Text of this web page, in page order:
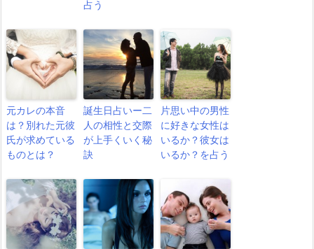
占う
元カレの本音
は？別れた元彼
氏が求めている
ものとは？
誕生日占いー二
人の相性と交際
が上手くいく秘
訣
片思い中の男性
に好きな女性は
いるか？彼女は
いるか？を占う